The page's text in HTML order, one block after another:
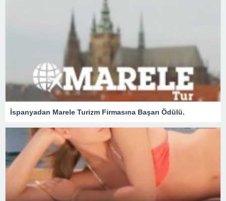
İspanyadan Marele Turizm Firmasına Başarı Ödülü.